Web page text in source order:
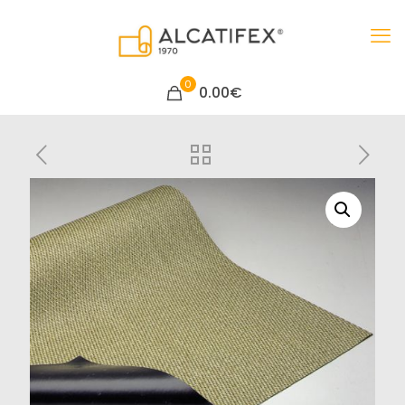
0 0.00€